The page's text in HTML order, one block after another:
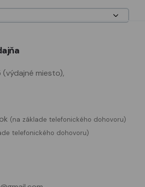
miesto),
(na základe telefonického dohovoru)
telefonického dohovoru)